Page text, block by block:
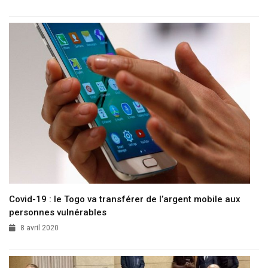
Covid-19 : le Togo va transférer de l’argent mobile aux
personnes vulnérables
8 avril 2020